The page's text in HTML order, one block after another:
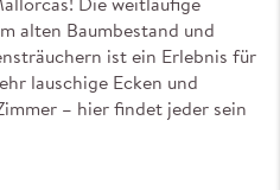
Die weitläufige
alten Baumbestand und
ist ein Erlebnis für
lauschige Ecken und
– hier findet jeder sein